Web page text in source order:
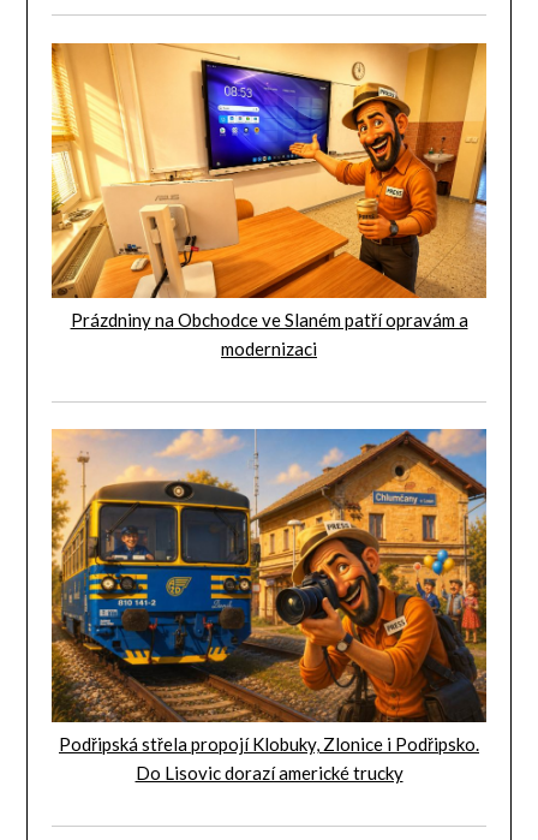
Prázdniny na Obchodce ve Slaném patří opravám a
modernizaci
Podřipská střela propojí Klobuky, Zlonice i Podřipsko.
Do Lisovic dorazí americké trucky